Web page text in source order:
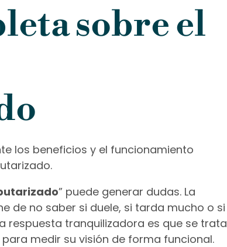
sobre el
” puede generar dudas. La
de no saber si duele, si tarda mucho o si
respuesta tranquilizadora es que se trata
medir su visión de forma funcional.